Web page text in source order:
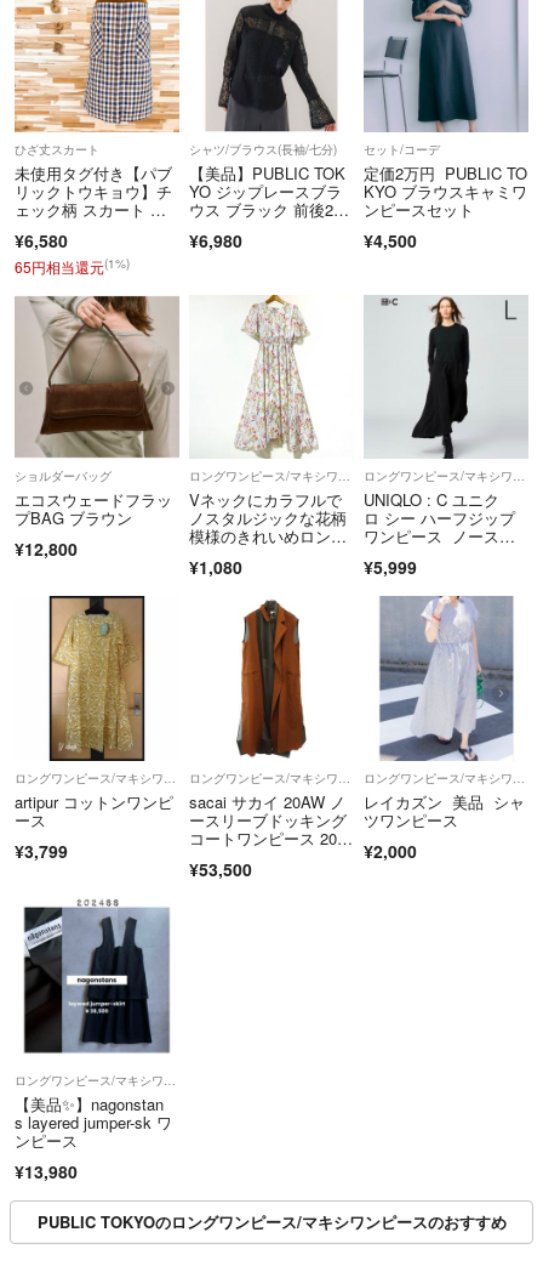
ひざ丈スカート
未使用タグ付き【パブ
リックトウキョウ】チ
ェック柄 スカート 総
¥6,580
65円相当還元(1%)
シャツ/ブラウス(長袖/七分)
【美品】PUBLIC TOK
YO ジップレースブラ
ウス ブラック 前後2wa
¥6,980
セット/コーデ
定価2万円 PUBLIC TO
KYO ブラウスキャミワ
ンピースセット
¥4,500
ショルダーバッグ
エコスウェードフラッ
プBAG ブラウン
¥12,800
ロングワンピース/マキシワンピース
Vネックにカラフルで
ノスタルジックな花柄
模様のきれいめロング
¥1,080
ロングワンピース/マキシワンピース
UNIQLO : C ユニク
ロ シー ハーフジップ
ワンピース ノースリ
ク Lサイズ
¥5,999
ロングワンピース/マキシワンピース
artipur コットンワンピ
ース
¥3,799
ロングワンピース/マキシワンピース
sacai サカイ 20AW ノ
ースリーブドッキング
コートワンピース 20-0
¥53,500
ロングワンピース/マキシワンピース
レイカズン 美品 シャ
ツワンピース
¥2,000
ロングワンピース/マキシワンピース
【美品✨️】nagonstan
s layered jumper-sk ワ
ンピース
¥13,980
PUBLIC TOKYOのロングワンピース/マキシワンピースのおすすめ